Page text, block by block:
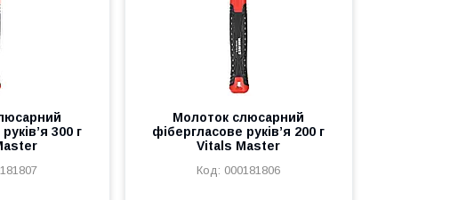
300 г
Молоток слюсарний
фібергласове руків’я 200 г
Vitals Master
000181806